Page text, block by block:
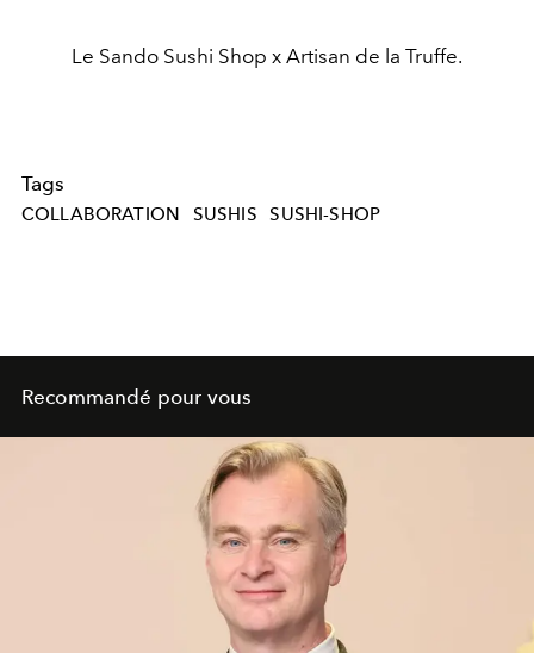
Le Sando Sushi Shop x Artisan de la Truffe.
Tags
COLLABORATION SUSHIS SUSHI-SHOP
Recommandé pour vous